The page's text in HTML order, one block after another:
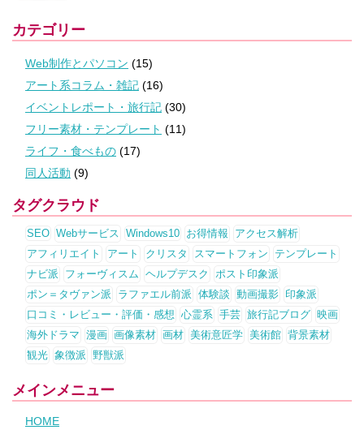
カテゴリー
Web制作とパソコン (15)
アート系コラム・雑記 (16)
イベントレポート・旅行記 (30)
フリー素材・テンプレート (11)
ライフ・食べもの (17)
同人活動 (9)
タグクラウド
SEO Webサービス Windows10 お得情報
アクセス解析
アフィリエイト
アート クリスタ スマートフォン
テンプレート
ナビ派
フォーヴィスム ヘルプデスク
ポスト印象派
ポン＝タヴァン派
ラファエル前派 体験談 動画撮影 印象派
口コミ・レビュー・評価・感想 心霊系 手芸 旅行記ブログ 映画
海外ドラマ 漫画 画像素材 画材 美術意匠学 美術館 背景素材
観光 象徴派 野獣派
メインメニュー
HOME